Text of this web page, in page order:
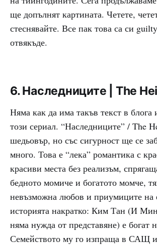
ще допълнят картината. Четете,
стеснявайте. Все пак това са си
отвякъде.
6. Наследниците | The
Няма как да има такъв текст в блога
този сериал. “Наследниците” / The
шедьовър, но със сигурност ще се
много. Това е “лека” романтика с
красиви места без реализъм,
бедното момиче и богатото момче,
невъзможна любов и приумиците на
историята накратко: Ким Тан (И
няма нужда от представяне) е богат
Семейството му го изпраща в САЩ и